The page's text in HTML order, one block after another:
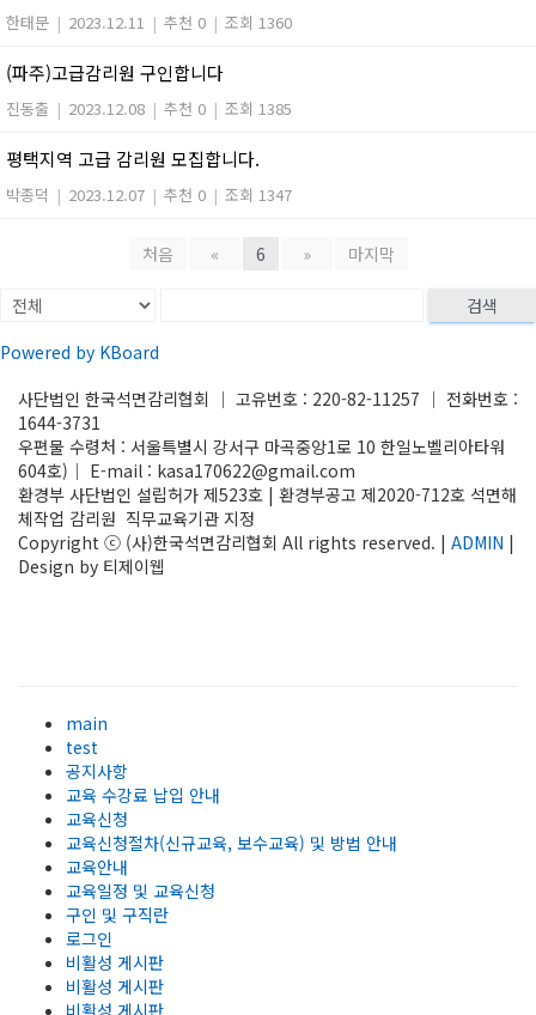
한태문 | 2023.12.11 | 추천 0 | 조회 1360
(파주)고급감리원 구인합니다
진동출 | 2023.12.08 | 추천 0 | 조회 1385
평택지역 고급 감리원 모집합니다.
박종덕 | 2023.12.07 | 추천 0 | 조회 1347
처음 « 6 » 마지막
검색
Powered by KBoard
사단법인 한국석면감리협회 │ 고유번호 : 220-82-11257 │ 전화번호 :
1644-3731
우편물 수령처 : 서울특별시 강서구 마곡중앙1로 10 한일노벨리아타워
604호)│ E-mail : kasa170622@gmail.com
환경부 사단법인 설립허가 제523호 | 환경부공고 제2020-712호 석면해
체작업 감리원 직무교육기관 지정
Copyright ⓒ (사)한국석면감리협회 All rights reserved. | ADMIN |
Design by 티제이웹
main
test
공지사항
교육 수강료 납입 안내
교육신청
교육신청절차(신규교육, 보수교육) 및 방법 안내
교육안내
교육일정 및 교육신청
구인 및 구직란
로그인
비활성 게시판
비활성 게시판
비활성 게시판